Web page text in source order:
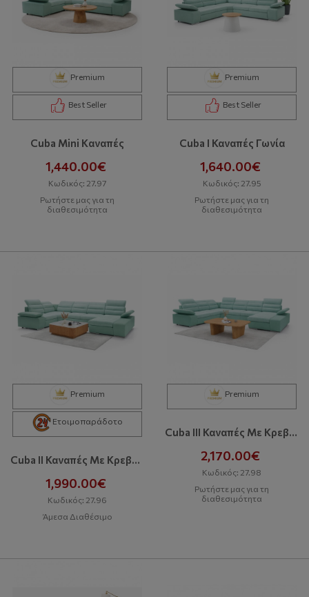
Premium
Best Seller
Cuba Mini Kαναπές
1,440.00€
Κωδικός: 27.97
Ρωτήστε μας για τη
διαθεσιμότητα
Premium
Best Seller
Cuba I Καναπές Γωνία
1,640.00€
Κωδικός: 27.95
Ρωτήστε μας για τη
διαθεσιμότητα
Premium
Ετοιμοπαράδοτο
Cuba II Καναπές Με Κρεβάτι Και Αποθηκευτικό Χώρο
1,990.00€
Κωδικός: 27.96
Άμεσα Διαθέσιμο
Premium
Cuba III Καναπές Με Κρεβάτι Και Αποθηκευτικό Χώρο
2,170.00€
Κωδικός: 27.98
Ρωτήστε μας για τη
διαθεσιμότητα